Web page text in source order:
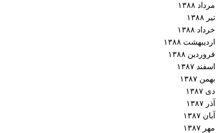
مرداد ۱۳۸۸
تیر ۱۳۸۸
خرداد ۱۳۸۸
اردیبهشت ۱۳۸۸
فروردین ۱۳۸۸
اسفند ۱۳۸۷
بهمن ۱۳۸۷
دی ۱۳۸۷
آذر ۱۳۸۷
آبان ۱۳۸۷
مهر ۱۳۸۷